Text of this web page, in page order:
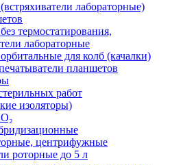
лабораторные)
термостатирования,
лабораторные
для колб (качалки)
планшетов
работ
изоляторы)
центрифужные
роторные до 5 л